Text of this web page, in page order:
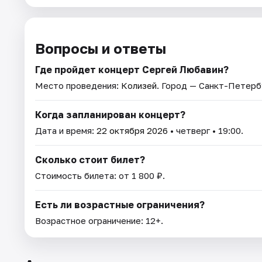
Вопросы и ответы
Где пройдет концерт Сергей Любавин?
Место проведения: Колизей. Город — Санкт-
Когда запланирован концерт?
Дата и время: 22 октября 2026 • четверг • 19:00.
Сколько стоит билет?
Стоимость билета: от 1 800 ₽.
Есть ли возрастные ограничения?
Возрастное ограничение: 12+.